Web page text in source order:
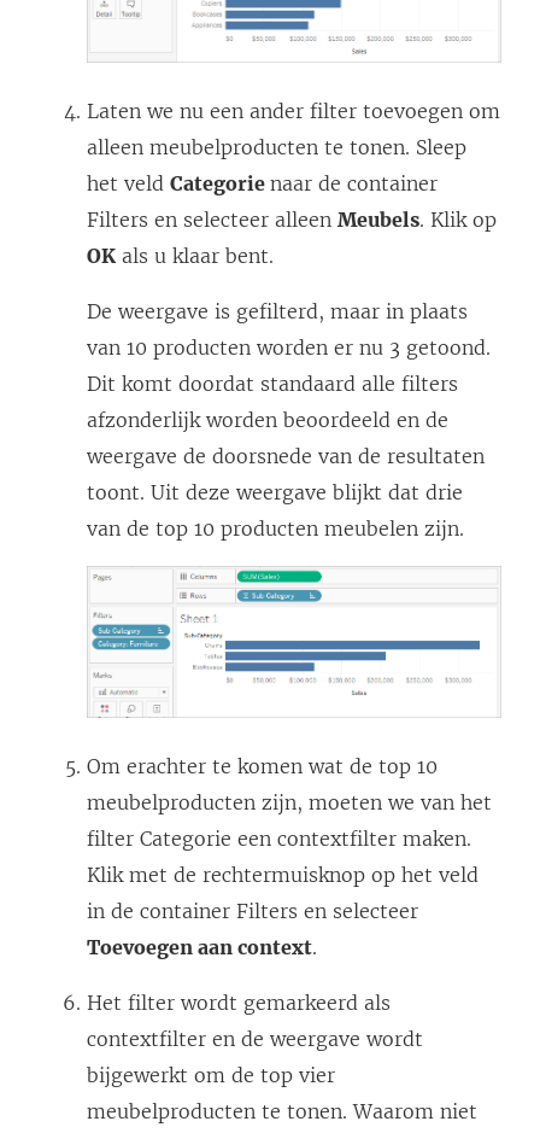
w
n
s
t
e
r
g
e
o
p
e
n
d
Laten we nu een ander filter toevoegen om
alleen meubelproducten te tonen. Sleep
het veld Categorie naar de container
Filters en selecteer alleen Meubels. Klik op
OK als u klaar bent.
De weergave is gefilterd, maar in plaats
van 10 producten worden er nu 3 getoond.
Dit komt doordat standaard alle filters
afzonderlijk worden beoordeeld en de
weergave de doorsnede van de resultaten
toont. Uit deze weergave blijkt dat drie
van de top 10 producten meubelen zijn.
Om erachter te komen wat de top 10
meubelproducten zijn, moeten we van het
filter Categorie een contextfilter maken.
Klik met de rechtermuisknop op het veld
in de container Filters en selecteer
Toevoegen aan context.
Het filter wordt gemarkeerd als
contextfilter en de weergave wordt
bijgewerkt om de top vier
meubelproducten te tonen. Waarom niet